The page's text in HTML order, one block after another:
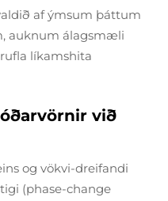
af ýmsum þáttum
auknum álagsmæli
líkamshita
við
og vökvi-dreifandi
(phase-change